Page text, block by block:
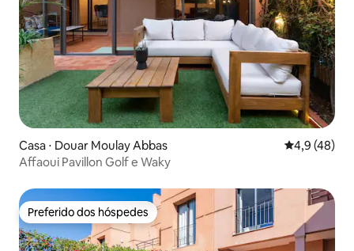
Casa ⋅ Douar Moulay Abbas 4,9 de uma
4,9 (48)
Affaoui Pavillon Golf e Waky
Preferido dos hóspedes
Preferido dos hóspedes